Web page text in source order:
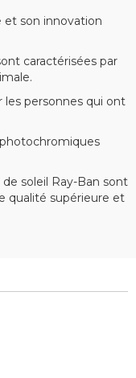
et son innovation
caractérisées par
personnes qui ont
soleil Ray-Ban sont
qualité supérieure et